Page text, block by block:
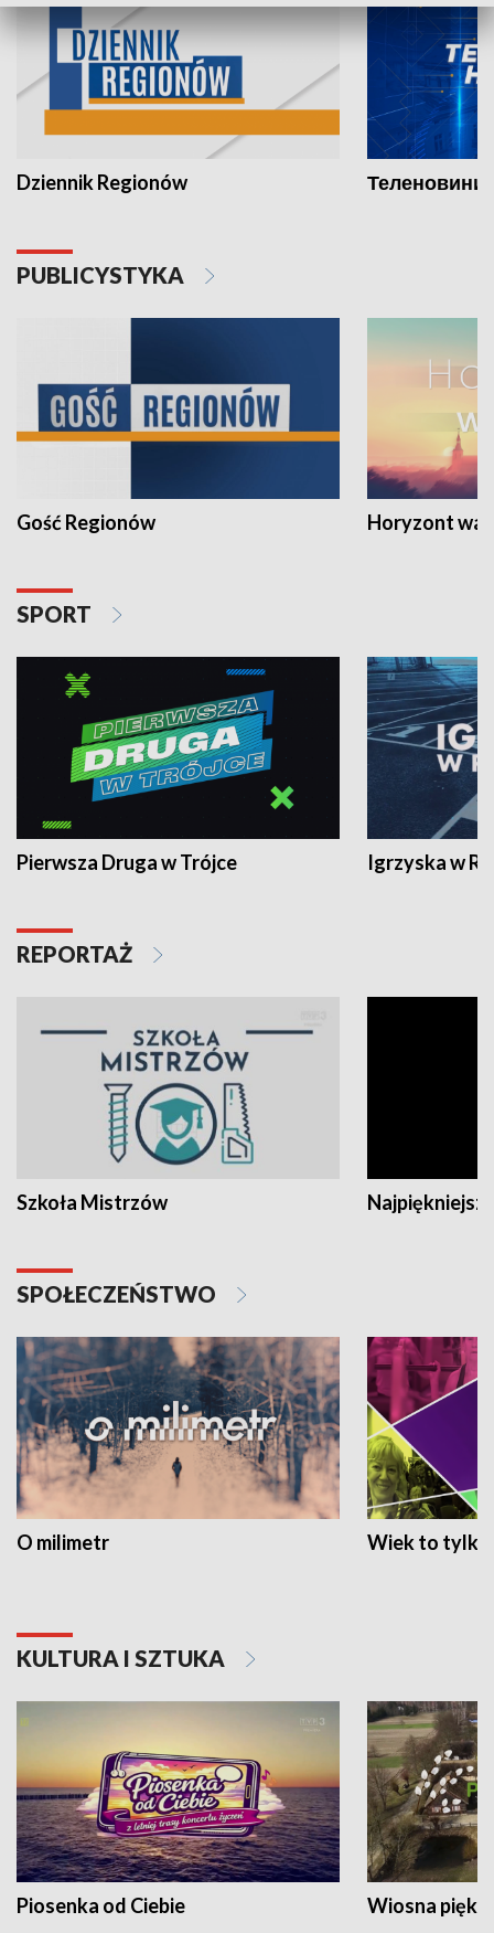
Dziennik Regionów Теленовини
PUBLICYSTYKA
Gość Regionów Horyzont
SPORT
Pierwsza Druga w Trójce Igrzyska w
REPORTAŻ
Szkoła Mistrzów
SPOŁECZEŃSTWO
O milimetr Wiek to tylko
KULTURA I SZTUKA
Piosenka od Ciebie Wiosna